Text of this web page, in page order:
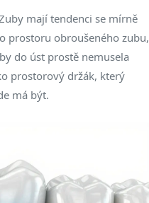
mají tendenci se mírně
prostoru obroušeného zubu,
by do úst prostě nemusela
prostorový držák, který
má být.